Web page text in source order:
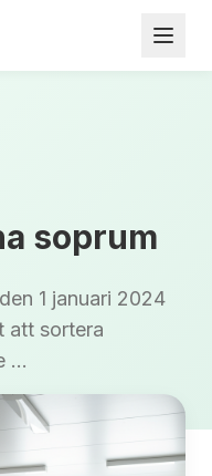
soprum
1 januari 2024
att sortera
...